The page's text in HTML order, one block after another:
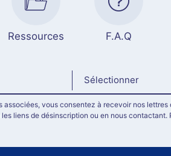
Ressources F.A.Q
Sélectionner
vous consentez à recevoir nos
liens de désinscription ou en nous contactant.